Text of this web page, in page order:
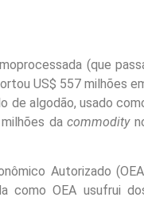
(que
US$ 557 milhões
de algodão, usado
milhões dacommodity
Autorizado
como OEA usufrui